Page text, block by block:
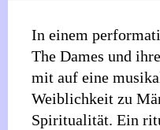
In einem
The Dames und
mit auf eine
Weiblichkeit zu
Spiritualität. Ein